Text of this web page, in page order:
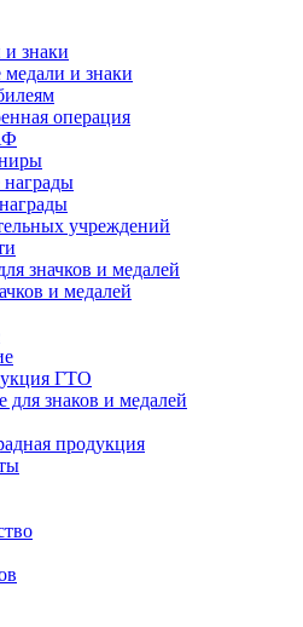
и знаки
и знаки
операция
учреждений
значков и медалей
и медалей
ГТО
знаков и медалей
продукция